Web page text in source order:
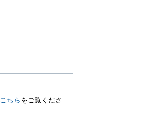
こちら をご覧くださ